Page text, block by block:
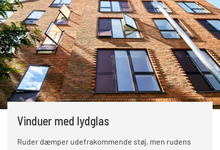
Vinduer med lydglas
Ruder dæmper udefrakommende støj, men rudens